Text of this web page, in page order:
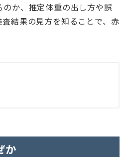
か、推定体重の出し方や誤
結果の見方を知ることで、赤
か